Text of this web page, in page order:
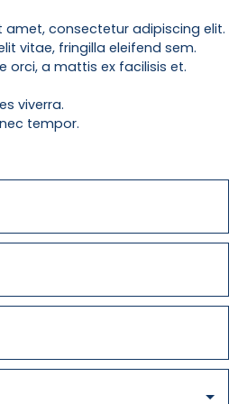
informations sur les risques
exposé sont disponibles sur
visiter, contactez Elise
06. 71. 25. 13. 25 ou par courriel
fr - www. eliz-immo. fr -
ELIZ-IMMO - Capital 5 000€ - 14,
FECAMP - RCS 904 961
MMA - Carte prof. 7604
amet, consectetur adipiscing elit.
vitae, fringilla eleifend sem.
orci, a mattis ex facilisis et.
viverra.
tempor.